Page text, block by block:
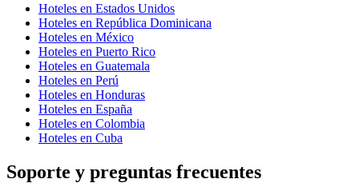
Hoteles en Estados Unidos
Hoteles en República Dominicana
Hoteles en México
Hoteles en Puerto Rico
Hoteles en Guatemala
Hoteles en Perú
Hoteles en Honduras
Hoteles en España
Hoteles en Colombia
Hoteles en Cuba
Soporte y preguntas frecuentes